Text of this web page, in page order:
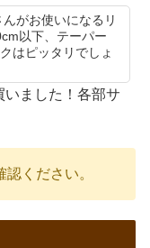
がお使いになるリ
以下、テーパー
はピッタリでしょ
ました！各部サ
認ください。